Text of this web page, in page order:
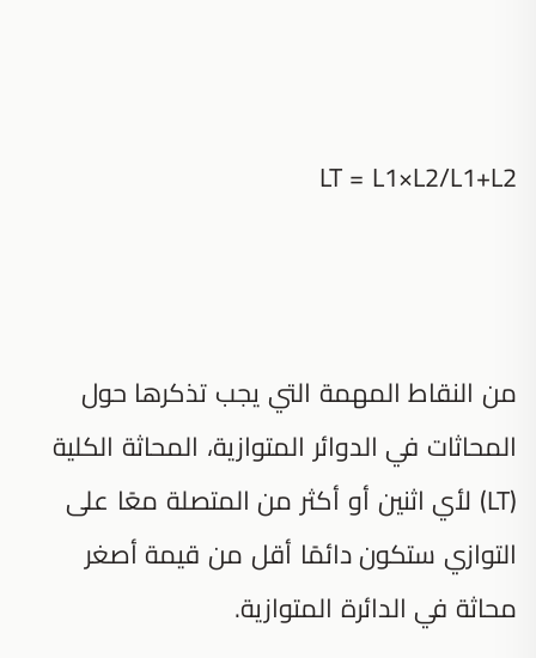
LT = L1×L2/L1+L2
من النقاط المهمة التي يجب تذكرها حول
المحاثات في الدوائر المتوازية، المحاثة الكلية
(LT) لأي اثنين أو أكثر من المتصلة معًا على
التوازي ستكون دائمًا أقل من قيمة أصغر
محاثة في الدائرة المتوازية.